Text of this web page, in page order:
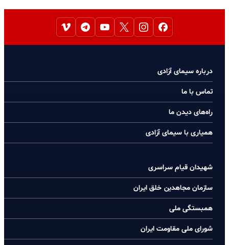
درباره سیمای آزادی
تماس با ما
راه‌های دیدن ما
همیاری با سیمای آزادی
شهیدان قیام سراسری
سازمان مجاهدین خلق ایران
همبستگی ملی
شورای ملی مقاومت ایران